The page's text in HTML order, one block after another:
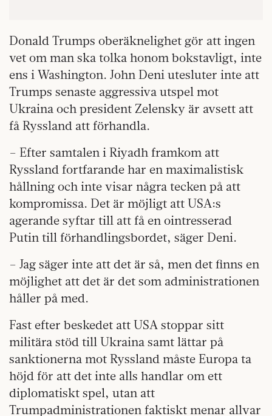
Donald Trumps oberäknelighet gör att ingen
vet om man ska tolka honom bokstavligt, inte
ens i Washington. John Deni utesluter inte att
Trumps senaste aggressiva utspel mot
Ukraina och president Zelensky är avsett att
få Ryssland att förhandla.
– Efter samtalen i Riyadh framkom att
Ryssland fortfarande har en maximalistisk
hållning och inte visar några tecken på att
kompromissa. Det är möjligt att USA:s
agerande syftar till att få en ointresserad
Putin till förhandlingsbordet, säger Deni.
– Jag säger inte att det är så, men det finns en
möjlighet att det är det som administrationen
håller på med.
Fast efter beskedet att USA stoppar sitt
militära stöd till Ukraina samt lättar på
sanktionerna mot Ryssland måste Europa ta
höjd för att det inte alls handlar om ett
diplomatiskt spel, utan att
Trumpadministrationen faktiskt menar allvar